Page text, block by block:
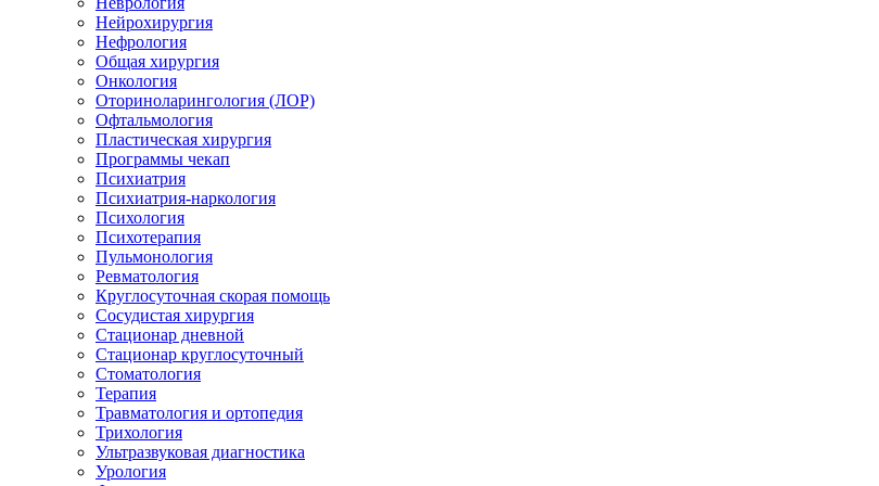
Нейрохирургия
Нефрология
Общая хирургия
Онкология
Оториноларингология (ЛОР)
Офтальмология
Пластическая хирургия
Программы чекап
Психиатрия
Психиатрия-наркология
Психология
Психотерапия
Пульмонология
Ревматология
Круглосуточная скорая помощь
Сосудистая хирургия
Стационар дневной
Стационар круглосуточный
Стоматология
Терапия
Травматология и ортопедия
Трихология
Ультразвуковая диагностика
Урология